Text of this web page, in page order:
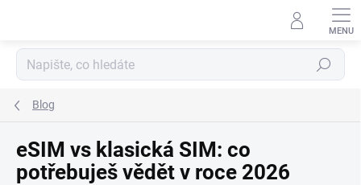
Hledat
Blog
eSIM vs klasická SIM: co
potřebuješ vědět v roce 2026